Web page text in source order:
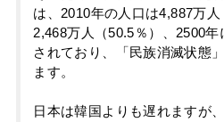
は、2010年の人口は4,887万
2,468万人（50.5％）、2500年
されており、「民族消滅状態
ます。
日本は韓国よりも遅れますが